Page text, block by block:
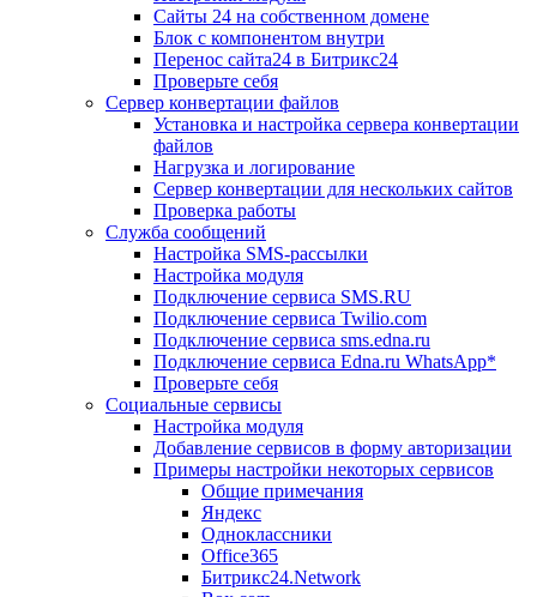
Сайты 24 на собственном домене
Блок с компонентом внутри
Перенос сайта24 в Битрикс24
Проверьте себя
Сервер конвертации файлов
Установка и настройка сервера конвертации
файлов
Нагрузка и логирование
Сервер конвертации для нескольких сайтов
Проверка работы
Служба сообщений
Настройка SMS-рассылки
Настройка модуля
Подключение сервиса SMS.RU
Подключение сервиса Twilio.com
Подключение сервиса sms.edna.ru
Подключение сервиса Edna.ru WhatsApp*
Проверьте себя
Социальные сервисы
Настройка модуля
Добавление сервисов в форму авторизации
Примеры настройки некоторых сервисов
Общие примечания
Яндекс
Одноклассники
Office365
Битрикс24.Network